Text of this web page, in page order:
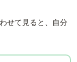
せて見ると、自分